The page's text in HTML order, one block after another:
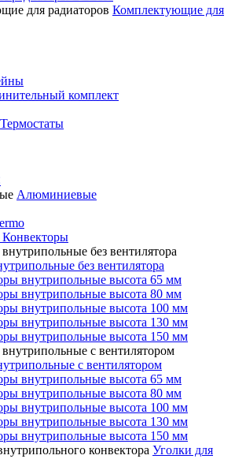
Комплектующие для
комплект
Термостаты
Алюминиевые
Конвекторы
без вентилятора
внутрипольные высота 65 мм
внутрипольные высота 80 мм
внутрипольные высота 100 мм
внутрипольные высота 130 мм
внутрипольные высота 150 мм
с вентилятором
внутрипольные высота 65 мм
внутрипольные высота 80 мм
внутрипольные высота 100 мм
внутрипольные высота 130 мм
внутрипольные высота 150 мм
Уголки для